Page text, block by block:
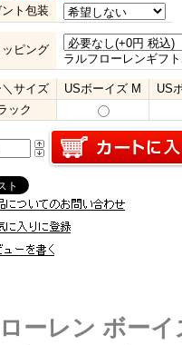
ト包装
ピング
ラルフローレンギフ
サイズ USボーイズ M
US
ック
ーレン ボーイ